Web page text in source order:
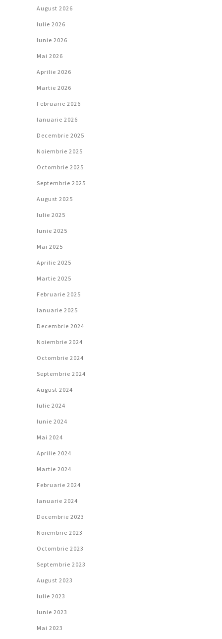
August 2026
Iulie 2026
Iunie 2026
Mai 2026
Aprilie 2026
Martie 2026
Februarie 2026
Ianuarie 2026
Decembrie 2025
Noiembrie 2025
Octombrie 2025
Septembrie 2025
August 2025
Iulie 2025
Iunie 2025
Mai 2025
Aprilie 2025
Martie 2025
Februarie 2025
Ianuarie 2025
Decembrie 2024
Noiembrie 2024
Octombrie 2024
Septembrie 2024
August 2024
Iulie 2024
Iunie 2024
Mai 2024
Aprilie 2024
Martie 2024
Februarie 2024
Ianuarie 2024
Decembrie 2023
Noiembrie 2023
Octombrie 2023
Septembrie 2023
August 2023
Iulie 2023
Iunie 2023
Mai 2023